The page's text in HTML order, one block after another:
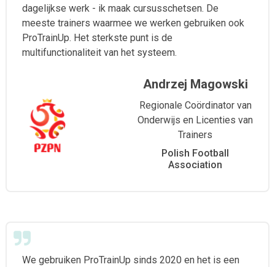
dagelijkse werk - ik maak cursusschetsen. De
meeste trainers waarmee we werken gebruiken ook
ProTrainUp. Het sterkste punt is de
multifunctionaliteit van het systeem.
Andrzej Magowski
Regionale Coördinator van
Onderwijs en Licenties van
Trainers
Polish Football
Association
We gebruiken ProTrainUp sinds 2020 en het is een